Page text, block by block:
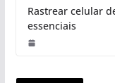
Rastrear celular
essenciais